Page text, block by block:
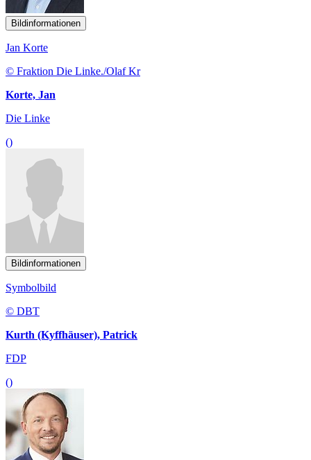
Bildinformationen
Jan Korte
© Fraktion Die Linke./Olaf Kr
Korte, Jan
Die Linke
()
Bildinformationen
Symbolbild
© DBT
Kurth (Kyffhäuser), Patrick
FDP
()